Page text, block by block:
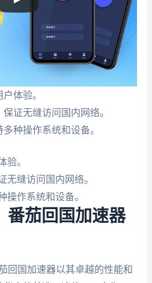
体验。
证无缝访问国内网络。
种操作系统和设备。
验。
无缝访问国内网络。
操作系统和设备。
番茄回国加速器
回国加速器以其卓越的性能和